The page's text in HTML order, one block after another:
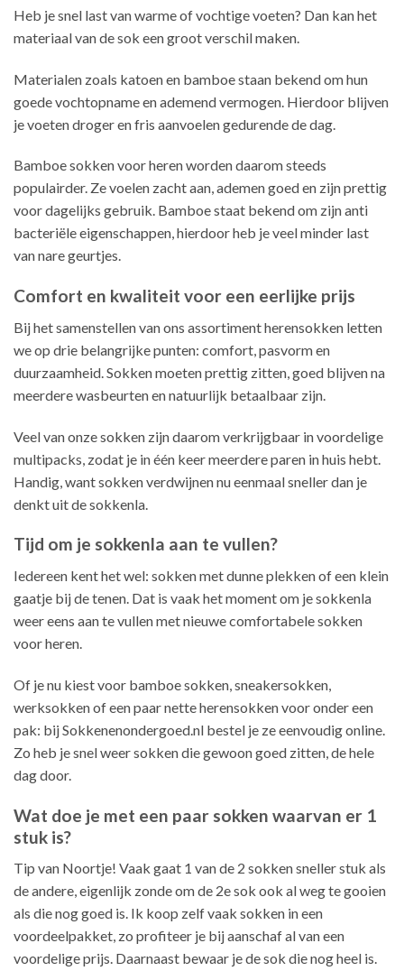
Heb je snel last van warme of vochtige voeten? Dan kan het
materiaal van de sok een groot verschil maken.
Materialen zoals katoen en bamboe staan bekend om hun
goede vochtopname en ademend vermogen. Hierdoor blijven
je voeten droger en fris aanvoelen gedurende de dag.
Bamboe sokken voor heren worden daarom steeds
populairder. Ze voelen zacht aan, ademen goed en zijn prettig
voor dagelijks gebruik. Bamboe staat bekend om zijn anti
bacteriële eigenschappen, hierdoor heb je veel minder last
van nare geurtjes.
Comfort en kwaliteit voor een eerlijke prijs
Bij het samenstellen van ons assortiment herensokken letten
we op drie belangrijke punten: comfort, pasvorm en
duurzaamheid. Sokken moeten prettig zitten, goed blijven na
meerdere wasbeurten en natuurlijk betaalbaar zijn.
Veel van onze sokken zijn daarom verkrijgbaar in voordelige
multipacks, zodat je in één keer meerdere paren in huis hebt.
Handig, want sokken verdwijnen nu eenmaal sneller dan je
denkt uit de sokkenla.
Tijd om je sokkenla aan te vullen?
Iedereen kent het wel: sokken met dunne plekken of een klein
gaatje bij de tenen. Dat is vaak het moment om je sokkenla
weer eens aan te vullen met nieuwe comfortabele sokken
voor heren.
Of je nu kiest voor bamboe sokken, sneakersokken,
werksokken of een paar nette herensokken voor onder een
pak: bij Sokkenenondergoed.nl bestel je ze eenvoudig online.
Zo heb je snel weer sokken die gewoon goed zitten, de hele
dag door.
Wat doe je met een paar sokken waarvan er 1
stuk is?
Tip van Noortje! Vaak gaat 1 van de 2 sokken sneller stuk als
de andere, eigenlijk zonde om de 2e sok ook al weg te gooien
als die nog goed is. Ik koop zelf vaak sokken in een
voordeelpakket, zo profiteer je bij aanschaf al van een
voordelige prijs. Daarnaast bewaar je de sok die nog heel is.